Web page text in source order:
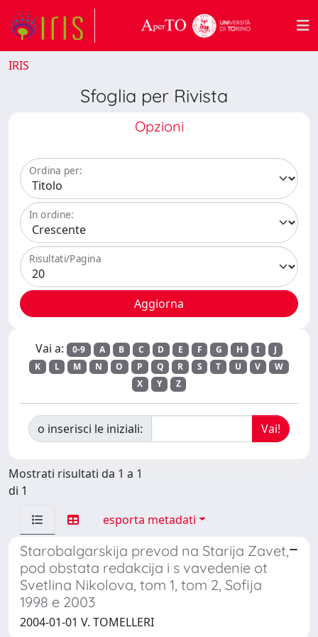
IRIS
Sfoglia per Rivista
Opzioni
Ordina per:
In ordine:
Risultati/Pagina
Vai a: 0-9 A B C D E F G H I
J
K
L M N O P Q R S T U V
W
X
Y Z
o inserisci le iniziali:
Mostrati risultati da 1 a 1
di 1
esporta metadati
Starobalgarskija prevod na Starija Zavet,
pod obstata redakcija i s vavedenie ot
Svetlina Nikolova, tom 1, tom 2, Sofija
1998 e 2003
2004-01-01 V. TOMELLERI